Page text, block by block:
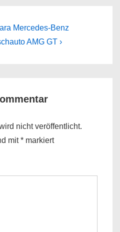
Mercedes-Benz
AMG GT ›
nicht veröffentlicht.
mit* markiert